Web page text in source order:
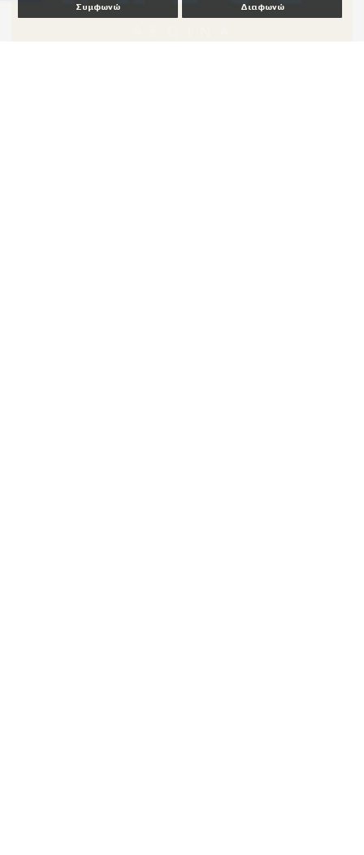
Συμφωνώ Διαφωνώ